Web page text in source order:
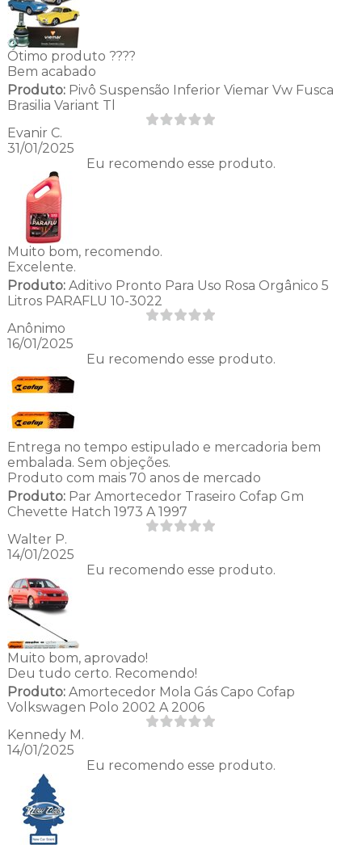
Ótimo produto ????
Bem acabado
Produto:Pivô Suspensão Inferior Viemar Vw Fusca
Brasilia Variant Tl
Evanir C.
31/01/2025
Eu recomendo esse produto.
Muito bom, recomendo.
Excelente.
Produto:Aditivo Pronto Para Uso Rosa Orgânico 5
Litros PARAFLU 10-3022
Anônimo
16/01/2025
Eu recomendo esse produto.
Entrega no tempo estipulado e mercadoria bem
embalada. Sem objeções.
Produto com mais 70 anos de mercado
Produto:Par Amortecedor Traseiro Cofap Gm
Chevette Hatch 1973 A 1997
Walter P.
14/01/2025
Eu recomendo esse produto.
Muito bom, aprovado!
Deu tudo certo. Recomendo!
Produto:Amortecedor Mola Gás Capo Cofap
Volkswagen Polo 2002 A 2006
Kennedy M.
14/01/2025
Eu recomendo esse produto.